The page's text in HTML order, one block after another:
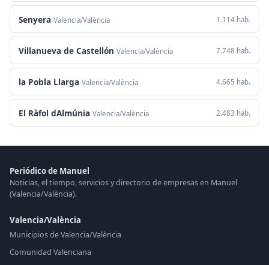
Senyera Valencia/València 1.114 hab.
Villanueva de Castellón Valencia/València 7.748 hab.
la Pobla Llarga Valencia/València 4.665 hab.
El Ràfol dAlmúnia Valencia/València 2.483 hab.
Periódico de Manuel
Noticias, el tiempo, servicios y directorio de empresas en Manuel
(Valencia/València).
Valencia/València
Municipios de Valencia/València
Comunidad Valenciana